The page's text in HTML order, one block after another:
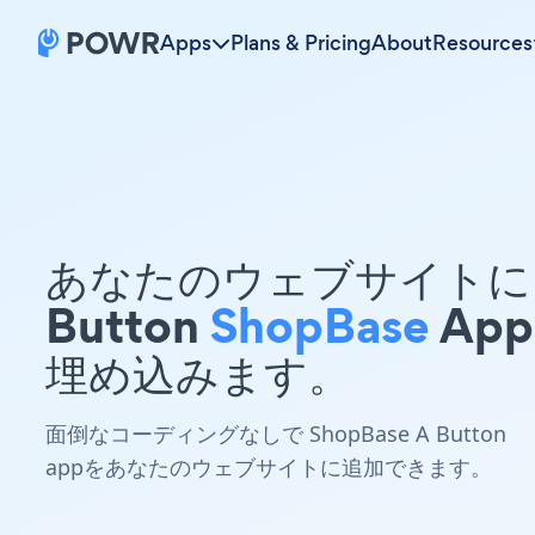
Apps Plans & PricingAboutResources
あなたのウェブサイト
Button ShopBase
埋め込みます。
面倒なコーディングなしで ShopBase A Button
appをあなたのウェブサイトに追加できます。